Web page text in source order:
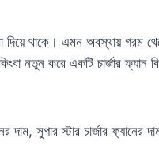
থাকে। এমন অবস্থায় গরম
নতুন করে একটি চার্জার
দাম, সুপার স্টার চার্জার ফ্যানের